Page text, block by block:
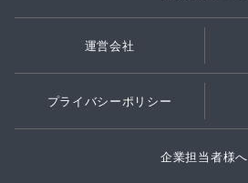
運営会社
プライバシーポリシー
企業担当者様へ